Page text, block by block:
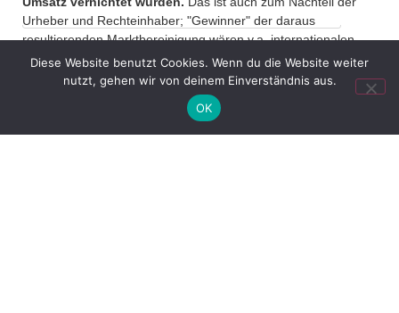
Urheber und Rechteinhaber; "Gewinner" der daraus
resultierenden Marktbereinigung wären v.a. internationalen
Großkonzerne mit Produktionsstätten überwiegend im
Ausland.
Diese Website benutzt Cookies. Wenn du die Website weiter
nutzt, gehen wir von deinem Einverständnis aus.
OK